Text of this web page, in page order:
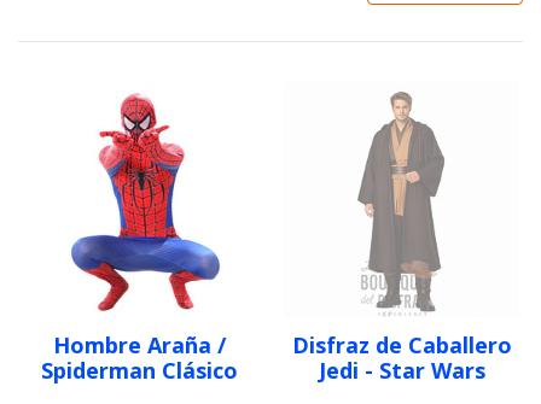
Hombre Araña /
Spiderman Clásico
Disfraz de Caballero
Jedi - Star Wars